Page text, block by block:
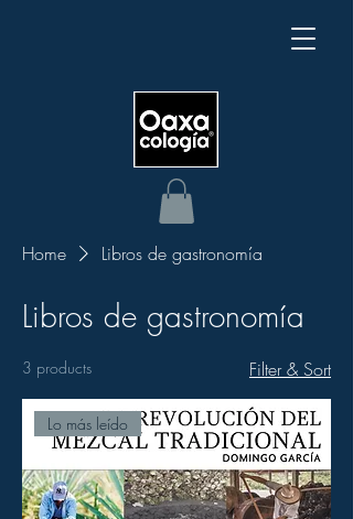
Home Libros de gastronomía
Libros de gastronomía
3 products Filter & Sort
Lo más leído